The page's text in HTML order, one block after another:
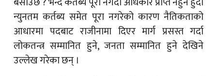
न्युनतम कर्तब्य समेत पूरा नगरेको कारण नैतिकताको
आधारमा पदबाट राजीनामा दिएर मार्ग प्रसस्त गर्दा
लोकतन्त्र सम्मानित हुने, जनता सम्मानित हुने देखिने
उल्लेख गरेका छन् ।